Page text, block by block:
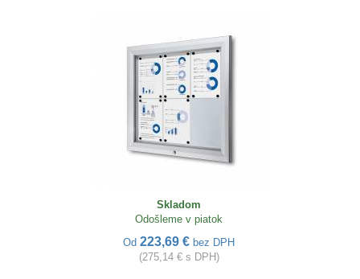
Skladom
Odošleme v piatok
Od 223,69 € bez DPH
(275,14 € s DPH)